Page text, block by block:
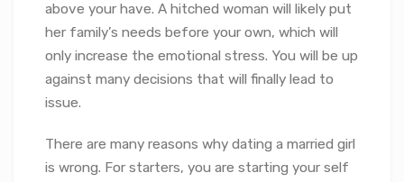
above your have. A hitched woman will likely put
her family’s needs before your own, which will
only increase the emotional stress. You will be up
against many decisions that will finally lead to
issue.
There are many reasons why dating a married girl
is wrong. For starters, you are starting your self